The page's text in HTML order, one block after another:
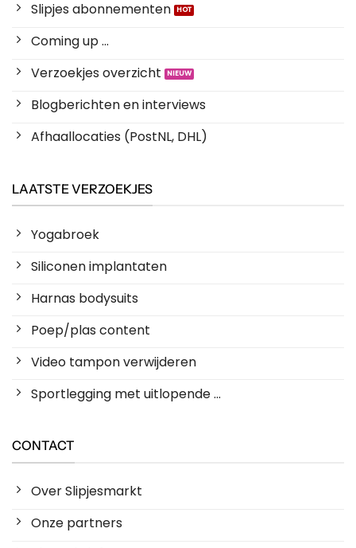
Slipjes abonnementen
Coming up ...
Verzoekjes overzicht
Blogberichten en interviews
Afhaallocaties (PostNL, DHL)
LAATSTE VERZOEKJES
Yogabroek
Siliconen implantaten
Harnas bodysuits
Poep/plas content
Video tampon verwijderen
Sportlegging met uitlopende ...
CONTACT
Over Slipjesmarkt
Onze partners